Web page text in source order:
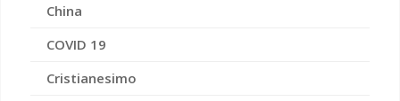
China
COVID 19
Cristianesimo